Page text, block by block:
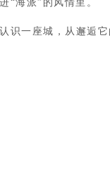
进“海派”的风情里。
认识一座城，从邂逅它